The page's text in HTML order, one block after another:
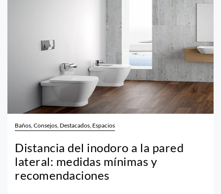
Baños, Consejos, Destacados, Espacios
Distancia del inodoro a la pared
lateral: medidas mínimas y
recomendaciones